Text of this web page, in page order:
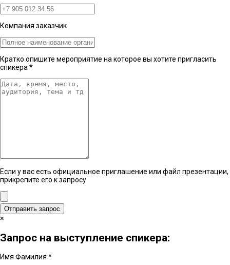
Компания заказчик
Кратко опишите мероприятие на которое вы хотите пригласить
спикера *
Если у вас есть официальное приглашение или файл презентации,
прикрепите его к запросу
Отправить запрос
×
Запрос на выступление спикера:
Имя Фамилия *